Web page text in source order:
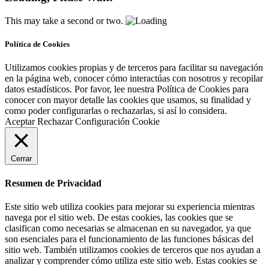
This may take a second or two.
Política de Cookies
Utilizamos cookies propias y de terceros para facilitar su navegación
en la página web, conocer cómo interactúas con nosotros y recopilar
datos estadísticos. Por favor, lee nuestra Política de Cookies para
conocer con mayor detalle las cookies que usamos, su finalidad y
como poder configurarlas o rechazarlas, si así lo considera.
Aceptar Rechazar Configuración Cookie
Cerrar
Resumen de Privacidad
Este sitio web utiliza cookies para mejorar su experiencia mientras
navega por el sitio web. De estas cookies, las cookies que se
clasifican como necesarias se almacenan en su navegador, ya que
son esenciales para el funcionamiento de las funciones básicas del
sitio web. También utilizamos cookies de terceros que nos ayudan a
analizar y comprender cómo utiliza este sitio web. Estas cookies se